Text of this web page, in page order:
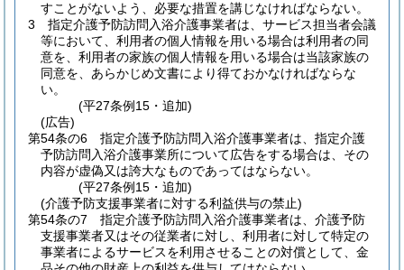
すことがないよう、必要な措置を講じなければならない。
3
指定介護予防訪問入浴介護事業者は、サービス担当者会議
等において、利用者の個人情報を用いる場合は利用者の同
意を、利用者の家族の個人情報を用いる場合は当該家族の
同意を、あらかじめ文書により得ておかなければならな
い。
(平27条例15・追加)
(広告)
第54条の6
指定介護予防訪問入浴介護事業者は、指定介護
予防訪問入浴介護事業所について広告をする場合は、その
内容が虚偽又は誇大なものであってはならない。
(平27条例15・追加)
(介護予防支援事業者に対する利益供与の禁止)
第54条の7
指定介護予防訪問入浴介護事業者は、介護予防
支援事業者又はその従業者に対し、利用者に対して特定の
事業者によるサービスを利用させることの対償として、金